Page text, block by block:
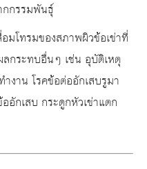
กกรรมพันธุ์
อมโทรมของสภาพผิวข้อเข่าที่
ลกระทบอื่นๆ เช่น อุบัติเหตุ
ำงาน โรคข้อต่ออักเสบรูมา
อักเสบ กระดูกหัวเข่าแตก